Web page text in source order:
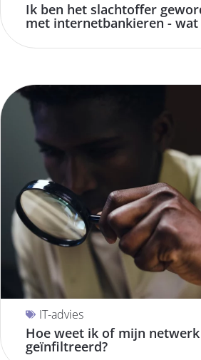
Ik ben het slachtoffer
met internetbankieren -
IT-advies
Hoe weet ik of mijn
geïnfiltreerd?